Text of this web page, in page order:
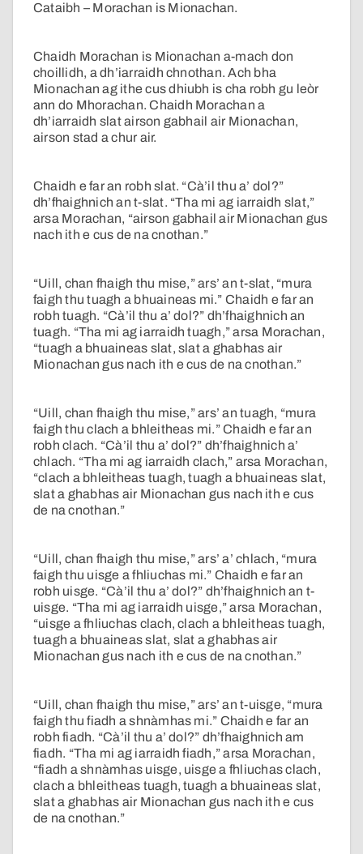
Cataibh – Morachan is Mionachan.
Chaidh Morachan is Mionachan a-mach don
choillidh, a dh’iarraidh chnothan. Ach bha
Mionachan ag ithe cus dhiubh is cha robh gu leòr
ann do Mhorachan. Chaidh Morachan a
dh’iarraidh slat airson gabhail air Mionachan,
airson stad a chur air.
Chaidh e far an robh slat. “Cà’il thu a’ dol?”
dh’fhaighnich an t-slat. “Tha mi ag iarraidh slat,”
arsa Morachan, “airson gabhail air Mionachan gus
nach ith e cus de na cnothan.”
“Uill, chan fhaigh thu mise,” ars’ an t-slat, “mura
faigh thu tuagh a bhuaineas mi.” Chaidh e far an
robh tuagh. “Cà’il thu a’ dol?” dh’fhaighnich an
tuagh. “Tha mi ag iarraidh tuagh,” arsa Morachan,
“tuagh a bhuaineas slat, slat a ghabhas air
Mionachan gus nach ith e cus de na cnothan.”
“Uill, chan fhaigh thu mise,” ars’ an tuagh, “mura
faigh thu clach a bhleitheas mi.” Chaidh e far an
robh clach. “Cà’il thu a’ dol?” dh’fhaighnich a’
chlach. “Tha mi ag iarraidh clach,” arsa Morachan,
“clach a bhleitheas tuagh, tuagh a bhuaineas slat,
slat a ghabhas air Mionachan gus nach ith e cus
de na cnothan.”
“Uill, chan fhaigh thu mise,” ars’ a’ chlach, “mura
faigh thu uisge a fhliuchas mi.” Chaidh e far an
robh uisge. “Cà’il thu a’ dol?” dh’fhaighnich an t-
uisge. “Tha mi ag iarraidh uisge,” arsa Morachan,
“uisge a fhliuchas clach, clach a bhleitheas tuagh,
tuagh a bhuaineas slat, slat a ghabhas air
Mionachan gus nach ith e cus de na cnothan.”
“Uill, chan fhaigh thu mise,” ars’ an t-uisge, “mura
faigh thu fiadh a shnàmhas mi.” Chaidh e far an
robh fiadh. “Cà’il thu a’ dol?” dh’fhaighnich am
fiadh. “Tha mi ag iarraidh fiadh,” arsa Morachan,
“fiadh a shnàmhas uisge, uisge a fhliuchas clach,
clach a bhleitheas tuagh, tuagh a bhuaineas slat,
slat a ghabhas air Mionachan gus nach ith e cus
de na cnothan.”